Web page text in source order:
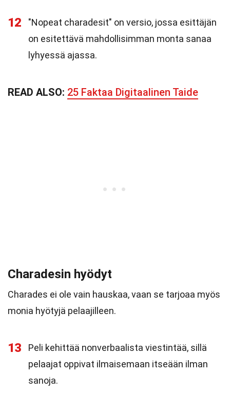
12
"Nopeat charadesit" on versio, jossa esittäjän
on esitettävä mahdollisimman monta sanaa
lyhyessä ajassa.
READ ALSO: 25 Faktaa Digitaalinen Taide
Charadesin hyödyt
Charades ei ole vain hauskaa, vaan se tarjoaa myös
monia hyötyjä pelaajilleen.
13
Peli kehittää nonverbaalista viestintää, sillä
pelaajat oppivat ilmaisemaan itseään ilman
sanoja.